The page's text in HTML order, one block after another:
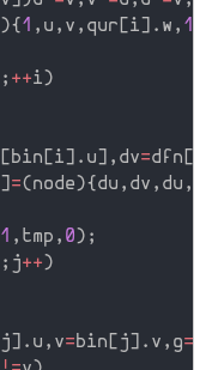
){1 , u , v , qur [i] . w , 1
; ++i)
[bin [i] . u] , dv=dfn [
] =(node){du , dv , du ,
1 , tmp , 0) ;
; j++)
j] . u , v=bin [ j] . v , g=